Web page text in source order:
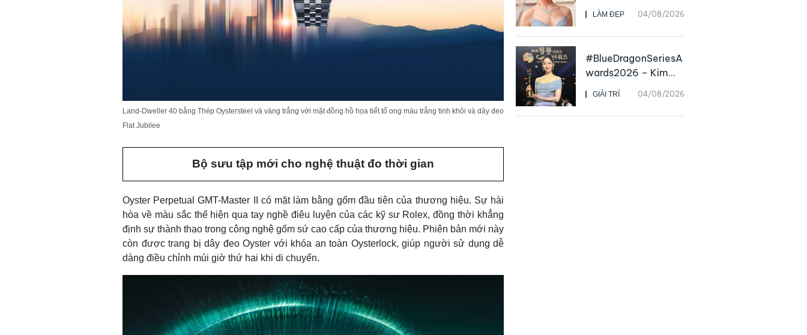
Land-Dweller 40 bằng Thép Oystersteel và vàng trắng với mặt đồng hồ họa tiết tổ ong màu trắng tinh khôi và dây đeo
Flat Jubilee
Bộ sưu tập mới cho nghệ thuật đo thời gian
Oyster Perpetual GMT-Master II có mặt làm bằng gốm đầu tiên của thương hiệu. Sự hài
hòa về màu sắc thể hiện qua tay nghề điêu luyện của các kỹ sư Rolex, đồng thời khẳng
định sự thành thạo trong công nghệ gốm sứ cao cấp của thương hiệu. Phiên bản mới này
còn được trang bị dây đeo Oyster với khóa an toàn Oysterlock, giúp người sử dụng dễ
dàng điều chỉnh múi giờ thứ hai khi di chuyển.
LÀM ĐẸP 04/08/2026
“hack” tuổi như các
nữ minh tinh hàng
đầu
GIẢI TRÍ 04/08/2026
#BlueDragonSeriesA
wards2026 – Kim
Go Eun chiến thắng
Daesang, niềm vui
nhân đôi của Park Bo